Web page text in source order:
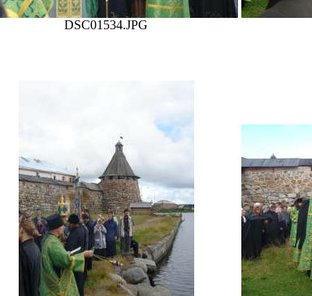
DSC01534.JPG